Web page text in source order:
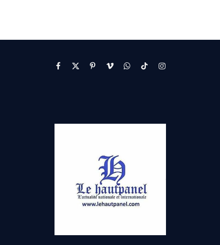
Facebook
X
PinterestVimeoWhatsApp
TikTokInstagram